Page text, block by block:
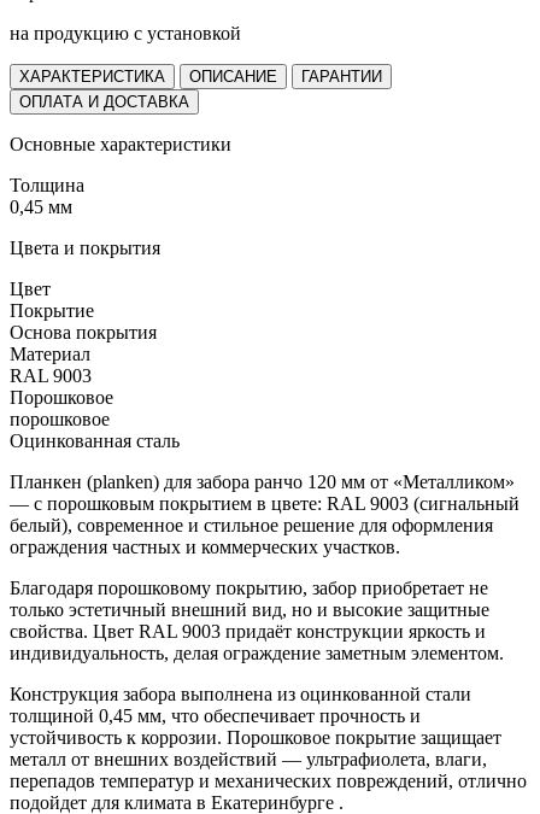
на продукцию с установкой
ХАРАКТЕРИСТИКА ОПИСАНИЕ
ГАРАНТИИ
ОПЛАТА И ДОСТАВКА
Основные характеристики
Толщина
0,45 мм
Цвета и покрытия
Цвет
Покрытие
Основа покрытия
Материал
RAL 9003
Порошковое
порошковое
Оцинкованная сталь
Планкен (planken) для забора ранчо 120 мм от «Металликом»
— с порошковым покрытием в цвете: RAL 9003 (сигнальный
белый), современное и стильное решение для оформления
ограждения частных и коммерческих участков.
Благодаря порошковому покрытию, забор приобретает не
только эстетичный внешний вид, но и высокие защитные
свойства. Цвет RAL 9003 придаёт конструкции яркость и
индивидуальность, делая ограждение заметным элементом.
Конструкция забора выполнена из оцинкованной стали
толщиной 0,45 мм, что обеспечивает прочность и
устойчивость к коррозии. Порошковое покрытие защищает
металл от внешних воздействий — ультрафиолета, влаги,
перепадов температур и механических повреждений, отлично
подойдет для климата в Екатеринбурге .